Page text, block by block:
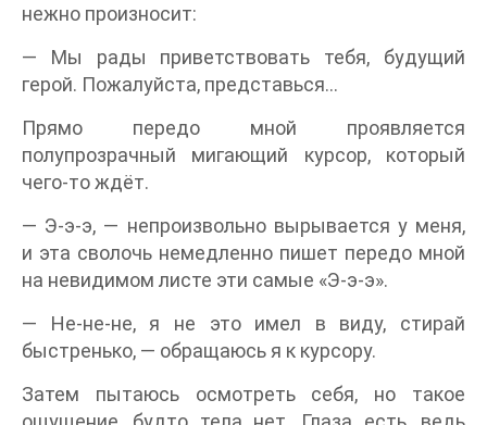
нежно произносит:
— Мы рады приветствовать тебя, будущий
герой. Пожалуйста, представься…
Прямо передо мной проявляется
полупрозрачный мигающий курсор, который
чего-то ждёт.
— Э-э-э, — непроизвольно вырывается у меня,
и эта сволочь немедленно пишет передо мной
на невидимом листе эти самые «Э-э-э».
— Не-не-не, я не это имел в виду, стирай
быстренько, — обращаюсь я к курсору.
Затем пытаюсь осмотреть себя, но такое